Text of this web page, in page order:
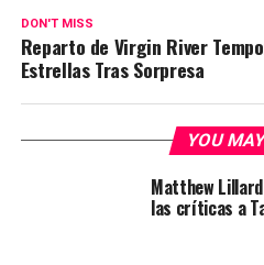
DON'T MISS
Reparto de Virgin River
Estrellas Tras Sorpresa
YOU
Matthew
las críticas a